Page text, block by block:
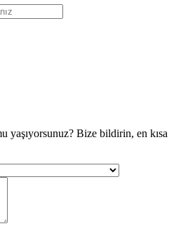
yaşıyorsunuz? Bize bildirin, en kısa